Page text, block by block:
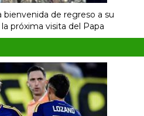
bienvenida de regreso a su
próxima visita del Papa